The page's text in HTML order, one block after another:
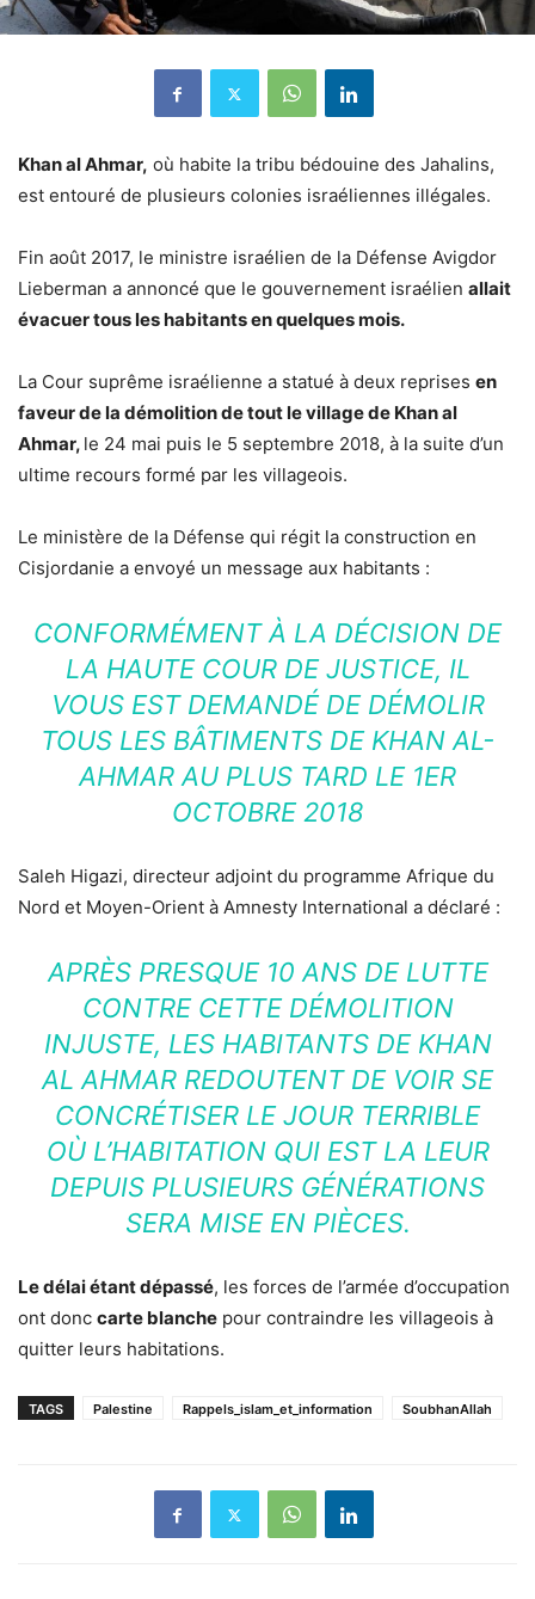
Khan al Ahmar, où habite la tribu bédouine des Jahalins,
est entouré de plusieurs colonies israéliennes illégales.
Fin août 2017, le ministre israélien de la Défense Avigdor
Lieberman a annoncé que le gouvernement israélien allait
évacuer tous les habitants en quelques mois.
La Cour suprême israélienne a statué à deux reprises en
faveur de la démolition de tout le village de Khan al
Ahmar, le 24 mai puis le 5 septembre 2018, à la suite d’un
ultime recours formé par les villageois.
Le ministère de la Défense qui régit la construction en
Cisjordanie a envoyé un message aux habitants :
CONFORMÉMENT À LA DÉCISION DE
LA HAUTE COUR DE JUSTICE, IL
VOUS EST DEMANDÉ DE DÉMOLIR
TOUS LES BÂTIMENTS DE KHAN AL-
AHMAR AU PLUS TARD LE 1ER
OCTOBRE 2018
Saleh Higazi, directeur adjoint du programme Afrique du
Nord et Moyen-Orient à Amnesty International a déclaré :
APRÈS PRESQUE 10 ANS DE LUTTE
CONTRE CETTE DÉMOLITION
INJUSTE, LES HABITANTS DE KHAN
AL AHMAR REDOUTENT DE VOIR SE
CONCRÉTISER LE JOUR TERRIBLE
OÙ L’HABITATION QUI EST LA LEUR
DEPUIS PLUSIEURS GÉNÉRATIONS
SERA MISE EN PIÈCES.
Le délai étant dépassé, les forces de l’armée d’occupation
ont donc carte blanche pour contraindre les villageois à
quitter leurs habitations.
TAGS Palestine Rappels_islam_et_information SoubhanAllah